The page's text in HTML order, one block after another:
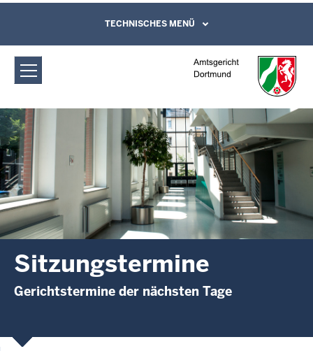
Amtsgericht Dortmund:
Sitzungstermine
Direkt zum Inhalt
Leichte Sprache, Gebärdensprachenvideo
und Kontaktformular
TECHNISCHES MENÜ
Sitzungstermine
Gerichtstermine der nächsten Tage